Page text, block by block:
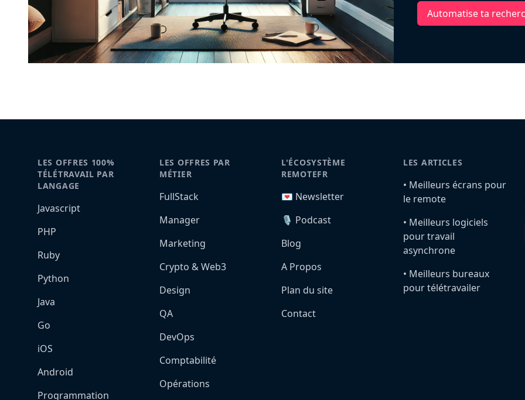
Automatise ta
LES OFFRES 100%
TÉLÉTRAVAIL PAR
LANGAGE
Javascript
PHP
Ruby
Python
Java
Go
iOS
Android
Programmation
LES OFFRES PAR
MÉTIER
FullStack
Manager
Marketing
Crypto & Web3
Design
QA
DevOps
Comptabilité
Opérations
L'ÉCOSYSTÈME
REMOTEFR
💌 Newsletter
🎙️ Podcast
Blog
A Propos
Plan du site
Contact
LES ARTICLES
•️ Meilleurs écrans pour
le remote
•️ Meilleurs logiciels
pour travail
asynchrone
•️ Meilleurs bureaux
pour télétravailer